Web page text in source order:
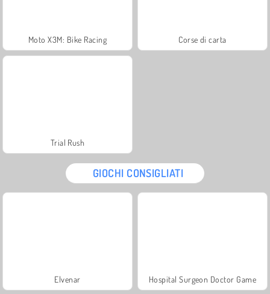
Moto X3M: Bike Racing Corse di carta
Trial Rush
GIOCHI CONSIGLIATI
Elvenar Hospital Surgeon Doctor Game